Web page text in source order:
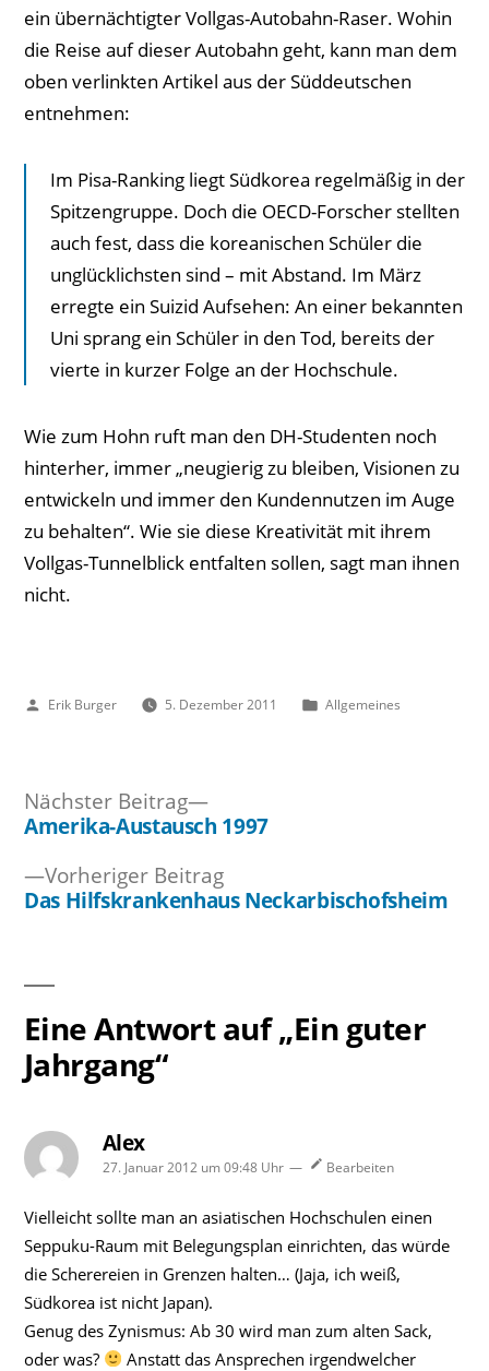
ein übernächtigter Vollgas-Autobahn-Raser. Wohin
die Reise auf dieser Autobahn geht, kann man dem
oben verlinkten Artikel aus der Süddeutschen
entnehmen:
Im Pisa-Ranking liegt Südkorea regelmäßig in der
Spitzengruppe. Doch die OECD-Forscher stellten
auch fest, dass die koreanischen Schüler die
unglücklichsten sind – mit Abstand. Im März
erregte ein Suizid Aufsehen: An einer bekannten
Uni sprang ein Schüler in den Tod, bereits der
vierte in kurzer Folge an der Hochschule.
Wie zum Hohn ruft man den DH-Studenten noch
hinterher, immer „neugierig zu bleiben, Visionen zu
entwickeln und immer den Kundennutzen im Auge
zu behalten“. Wie sie diese Kreativität mit ihrem
Vollgas-Tunnelblick entfalten sollen, sagt man ihnen
nicht.
Veröffentlicht
Erik Burger 5. Dezember 2011
Veröffentlicht
Allgemeines
Vorheriger BeitragVorheriger
Beitrag:
Das Hilfskrankenhaus Neckarbischofsheim
Nächster Beitrag
Nächster
Beitrag:
Amerika-Austausch 1997
Eine Antwort auf „Ein guter
Jahrgang“
Alex
schreibt:
27. Januar 2012 um 09:48 Uhr — Bearbeiten
Vielleicht sollte man an asiatischen Hochschulen einen
Seppuku-Raum mit Belegungsplan einrichten, das würde
die Scherereien in Grenzen halten… (Jaja, ich weiß,
Südkorea ist nicht Japan).
Genug des Zynismus: Ab 30 wird man zum alten Sack,
oder was?
Anstatt das Ansprechen irgendwelcher